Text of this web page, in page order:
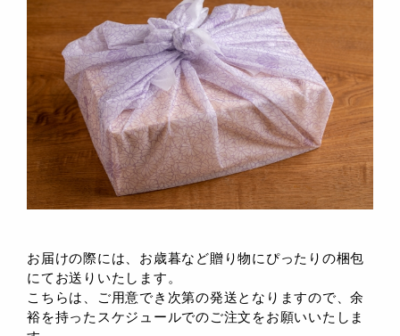
お届けの際には、お歳暮など贈り物にぴったりの梱包
にてお送りいたします。
こちらは、ご用意でき次第の発送となりますので、余
裕を持ったスケジュールでのご注文をお願いいたしま